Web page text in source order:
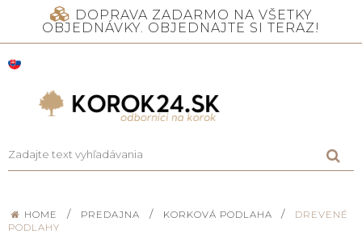
DOPRAVA ZADARMO NA VŠETKY
OBJEDNÁVKY. OBJEDNAJTE SI TERAZ!
HOME / PREDAJNA / KORKOVÁ PODLAHA /
DREVENÉ
PODLAHY